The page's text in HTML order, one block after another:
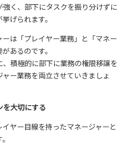
く、部下にタスクを振り分けずに
げられます。
は「プレイヤー業務」と「マネー
あるのです。
積極的に部下に業務の権限移譲を
ー業務を両立させていきましょ
を大切にする
ヤー目線を持ったマネージャーと